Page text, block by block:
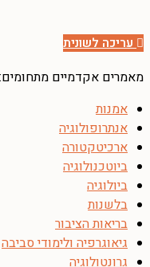
עריכה לשונית
מאמרים אקדמיים מתחומים:
אמנות
אנתרופולוגיה
ארכיטקטורה
ביוטכנולוגיה
ביולוגיה
בלשנות
בריאות הציבור
גיאוגרפיה ולימודי סביבה
גרונטולוגיה